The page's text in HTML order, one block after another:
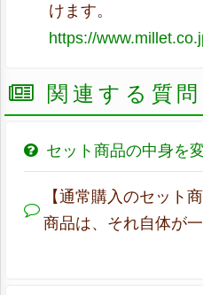
けます。
https://
関連する質問
セット商品の中身を
【通常購入のセット
商品は、それ自体が